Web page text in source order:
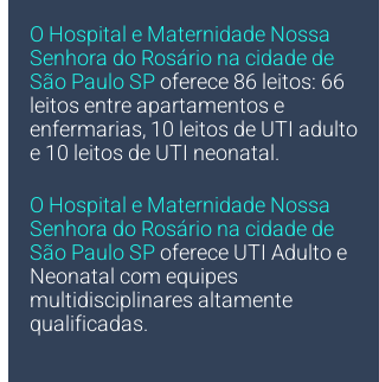
O Hospital e Maternidade Nossa
Senhora do Rosário na cidade de
São Paulo SPoferece 86 leitos: 66
leitos entre apartamentos e
enfermarias, 10 leitos de UTI adulto
e 10 leitos de UTI neonatal.
O Hospital e Maternidade Nossa
Senhora do Rosário na cidade de
São Paulo SP oferece UTI Adulto e
Neonatal com equipes
multidisciplinares altamente
qualificadas.